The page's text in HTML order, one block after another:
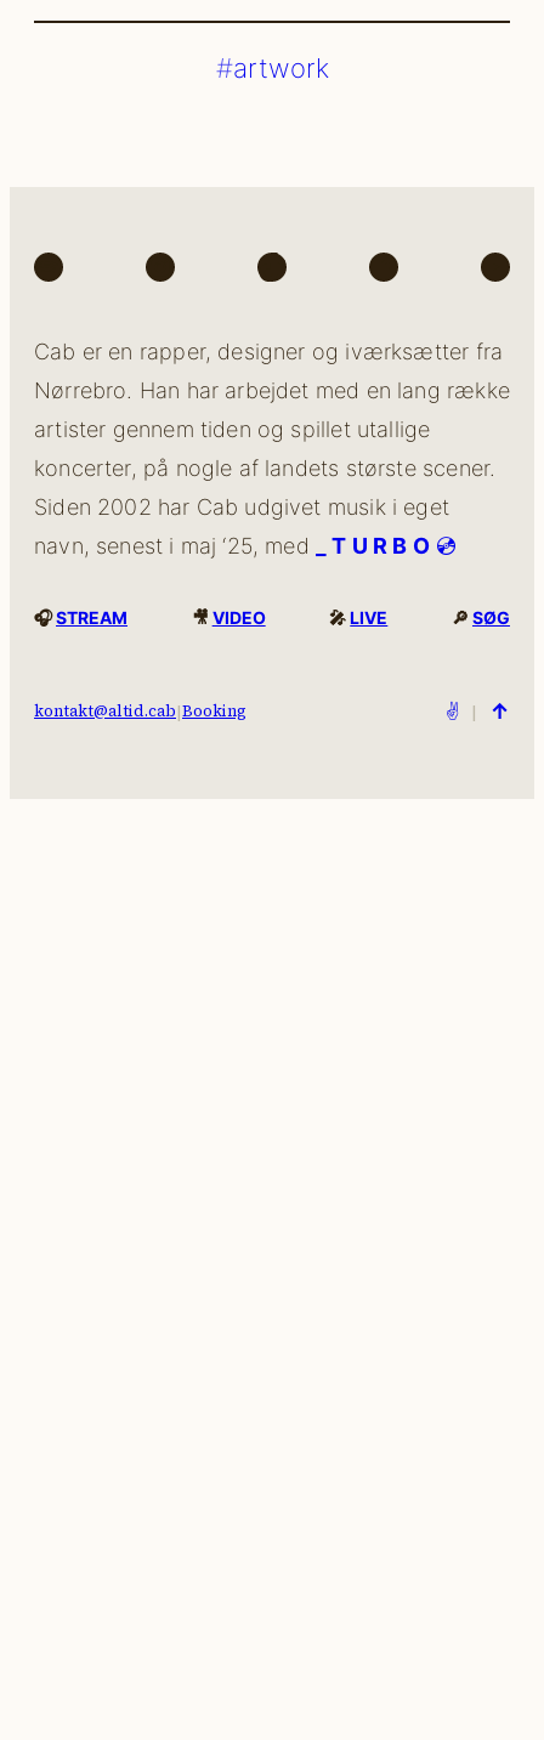
artwork
Spotify InstagramTikTok Facebook
Cab er en rapper, designer og iværksætter fra
Nørrebro. Han har arbejdet med en lang række
artister gennem tiden og spillet utallige
koncerter, på nogle af landets største scener.
Siden 2002 har Cab udgivet musik i eget
navn, senest i maj ‘25, med
_ T U R B O 💿
🎧STREAM 🎥 VIDEO 🎤LIVE 🔎 SØG
kontakt@altid.cab|Booking ✌️ | ↑